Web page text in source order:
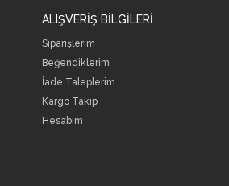
ALIŞVERİŞ BİLGİLERİ
Siparişlerim
Beğendiklerim
İade Taleplerim
Kargo Takip
Hesabım